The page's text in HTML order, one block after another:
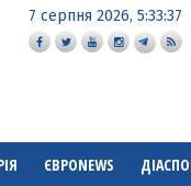
7 серпня 2026, 5:33:38
ЄВРОNEWS